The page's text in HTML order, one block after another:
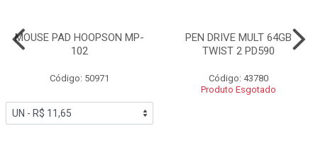
MOUSE PAD HOOPSON MP-
102
Código: 50971
PEN DRIVE MULT 64GB
TWIST 2 PD590
Código: 43780
Produto Esgotado